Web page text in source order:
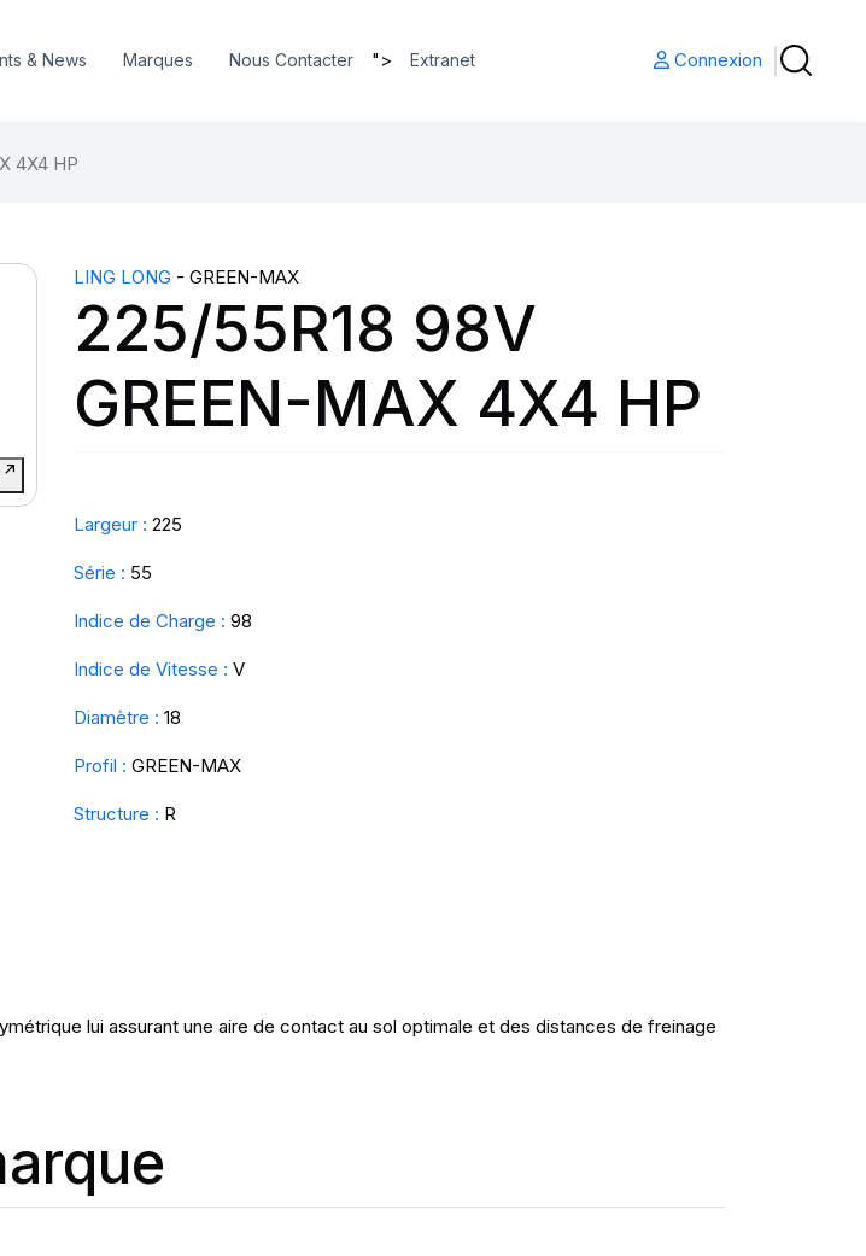
& News Marques Nous Contacter "> Extranet Connexion
4X4 HP
LING LONG - GREEN-MAX
225/55R18 98V
GREEN-MAX 4X4 HP
Largeur : 225
Série : 55
Indice de Charge : 98
Indice de Vitesse : V
Diamètre : 18
Profil : GREEN-MAX
Structure : R
lui assurant une aire de contact au sol optimale et des distances de freinage